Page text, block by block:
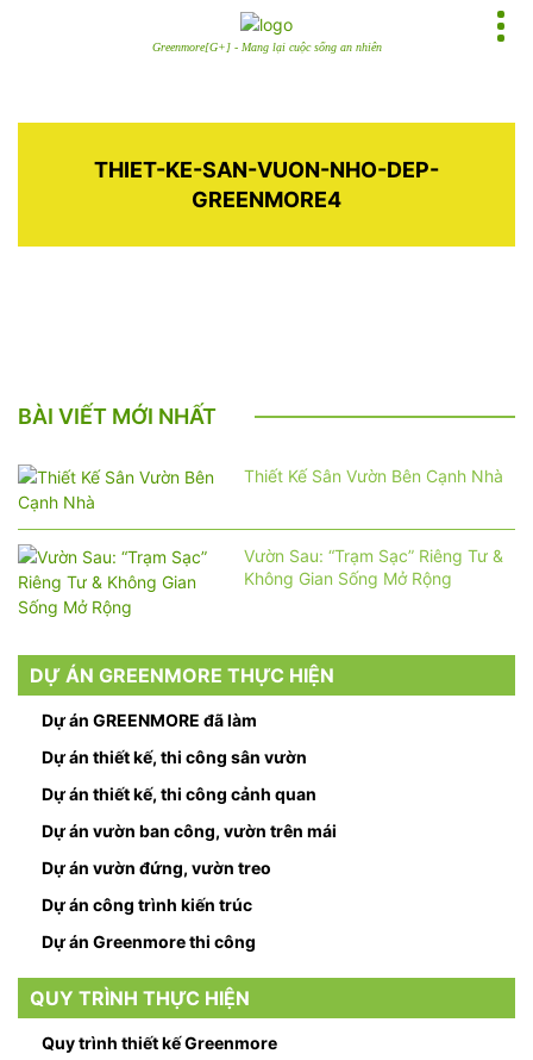
Greenmore[G+] - Mang lại cuộc sống an nhiên
THIET-KE-SAN-VUON-NHO-DEP-
GREENMORE4
BÀI VIẾT MỚI NHẤT
Thiết Kế Sân Vườn Bên Cạnh Nhà
Vườn Sau: “Trạm Sạc” Riêng Tư &
Không Gian Sống Mở Rộng
DỰ ÁN GREENMORE THỰC HIỆN
Dự án GREENMORE đã làm
Dự án thiết kế, thi công sân vườn
Dự án thiết kế, thi công cảnh quan
Dự án vườn ban công, vườn trên mái
Dự án vườn đứng, vườn treo
Dự án công trình kiến trúc
Dự án Greenmore thi công
QUY TRÌNH THỰC HIỆN
Quy trình thiết kế Greenmore